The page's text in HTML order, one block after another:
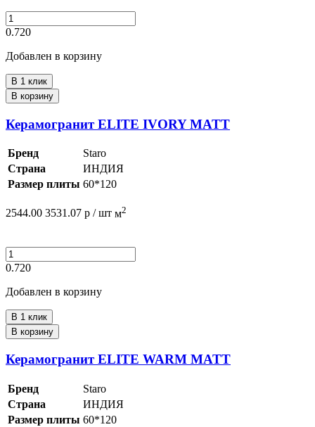
0.720
Добавлен в корзину
В 1 клик
В корзину
Керамогранит ELITE IVORY MATT
Бренд
Staro
Страна
ИНДИЯ
Размер плиты 60*120
2544.00 3531.07 р / шт м2
0.720
Добавлен в корзину
В 1 клик
В корзину
Керамогранит ELITE WARM MATT
Бренд
Staro
Страна
ИНДИЯ
Размер плиты 60*120